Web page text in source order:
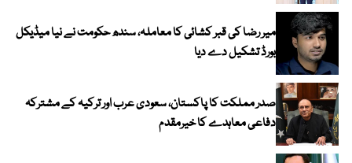
میر رضا کی قبر کشائی کا معاملہ، سندھ حکومت نے نیا میڈیکل
بورڈ تشکیل دے دیا
صدر مملکت کا پاکستان، سعودی عرب اور ترکیہ کے مشترکہ
دفاعی معاہدے کا خیرمقدم